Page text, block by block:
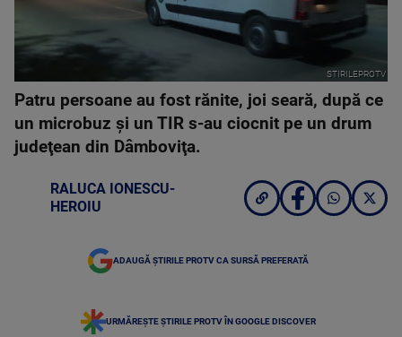
STIRILEPROTV
Patru persoane au fost rănite, joi seară, după ce
un microbuz şi un TIR s-au ciocnit pe un drum
judeţean din Dâmboviţa.
RALUCA IONESCU-
HEROIU
ADAUGĂ ȘTIRILE PROTV CA SURSĂ PREFERATĂ
URMĂREȘTE ȘTIRILE PROTV ÎN GOOGLE DISCOVER